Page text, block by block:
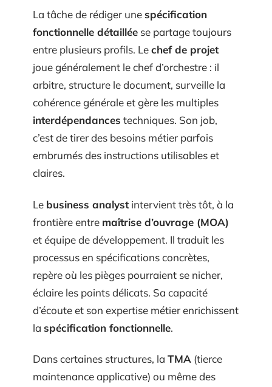
La tâche de rédiger unespécification
fonctionnelle détaillée se partage toujours
entre plusieurs profils. Lechef de projet
joue généralement le chef d’orchestre : il
arbitre, structure le document, surveille la
cohérence générale et gère les multiples
interdépendances techniques. Son job,
c’est de tirer des besoins métier parfois
embrumés des instructions utilisables et
claires.
Le business analystintervient très tôt, à la
frontière entre maîtrise d’ouvrage (MOA)
et équipe de développement. Il traduit les
processus en spécifications concrètes,
repère où les pièges pourraient se nicher,
éclaire les points délicats. Sa capacité
d’écoute et son expertise métier enrichissent
la spécification fonctionnelle.
Dans certaines structures, la TMA (tierce
maintenance applicative) ou même des